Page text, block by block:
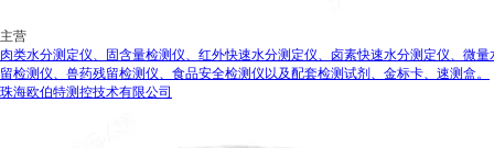
主营
肉类水分测定仪、固含量检测仪、红外快速水分测定仪、卤素快速水分测定仪、微
留检测仪、兽药残留检测仪、食品安全检测仪以及配套检测试剂、金标卡、速测盒。
珠海欧伯特测控技术有限公司